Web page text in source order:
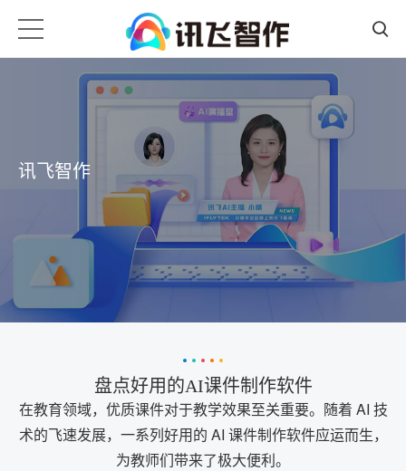
讯飞智作
盘点好用的AI课件制作软件
在教育领域，优质课件对于教学效果至关重要。随着 AI 技
术的飞速发展，一系列好用的 AI 课件制作软件应运而生，
为教师们带来了极大便利。